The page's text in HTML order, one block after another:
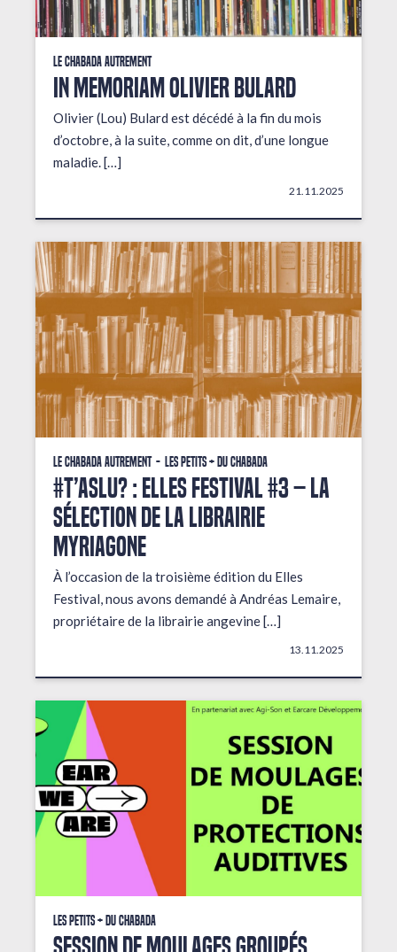
Le Chabada autrement
In Memoriam Olivier Bulard
Olivier (Lou) Bulard est décédé à la fin du mois
d’octobre, à la suite, comme on dit, d’une longue
maladie. […]
21.11.2025
Le Chabada autrement Les petits + du Chabada
#T’AsLu? : ELLES FESTIVAL #3 – La
sélection de la librairie
Myriagone
À l’occasion de la troisième édition du Elles
Festival, nous avons demandé à Andréas Lemaire,
propriétaire de la librairie angevine […]
13.11.2025
Les petits + du Chabada